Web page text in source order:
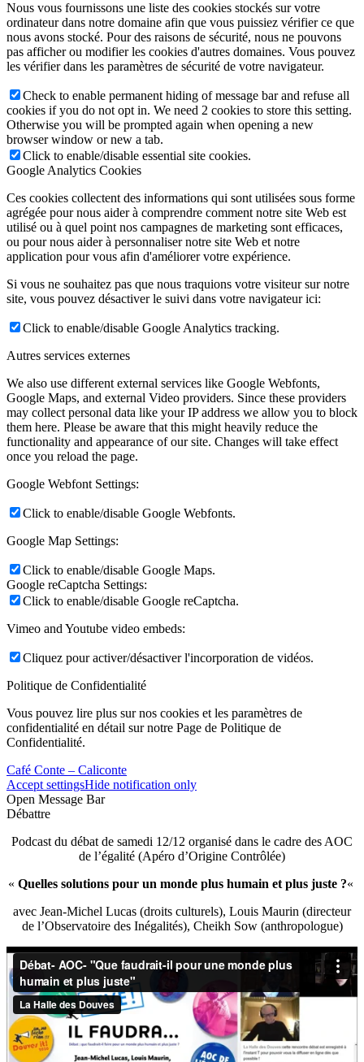
Nous vous fournissons une liste des cookies stockés sur votre
ordinateur dans notre domaine afin que vous puissiez vérifier ce que
nous avons stocké. Pour des raisons de sécurité, nous ne pouvons
pas afficher ou modifier les cookies d'autres domaines. Vous pouvez
les vérifier dans les paramètres de sécurité de votre navigateur.
Check to enable permanent hiding of message bar and refuse all
cookies if you do not opt in. We need 2 cookies to store this setting.
Otherwise you will be prompted again when opening a new
browser window or new a tab.
Click to enable/disable essential site cookies.
Google Analytics Cookies
Ces cookies collectent des informations qui sont utilisées sous forme
agrégée pour nous aider à comprendre comment notre site Web est
utilisé ou à quel point nos campagnes de marketing sont efficaces,
ou pour nous aider à personnaliser notre site Web et notre
application pour vous afin d'améliorer votre expérience.
Si vous ne souhaitez pas que nous traquions votre visiteur sur notre
site, vous pouvez désactiver le suivi dans votre navigateur ici:
Click to enable/disable Google Analytics tracking.
Autres services externes
We also use different external services like Google Webfonts,
Google Maps, and external Video providers. Since these providers
may collect personal data like your IP address we allow you to block
them here. Please be aware that this might heavily reduce the
functionality and appearance of our site. Changes will take effect
once you reload the page.
Google Webfont Settings:
Click to enable/disable Google Webfonts.
Google Map Settings:
Click to enable/disable Google Maps.
Google reCaptcha Settings:
Click to enable/disable Google reCaptcha.
Vimeo and Youtube video embeds:
Cliquez pour activer/désactiver l'incorporation de vidéos.
Politique de Confidentialité
Vous pouvez lire plus sur nos cookies et les paramètres de
confidentialité en détail sur notre Page de Politique de
Confidentialité.
Café Conte – Caliconte
Accept settingsHide notification only
Open Message Bar
Débattre
Podcast du débat de samedi 12/12 organisé dans le cadre des AOC
de l’égalité (Apéro d’Origine Contrôlée)
« Quelles solutions pour un monde plus humain et plus juste ?«
avec Jean-Michel Lucas (droits culturels), Louis Maurin (directeur
de l’Observatoire des Inégalités), Cheikh Sow (anthropologue)